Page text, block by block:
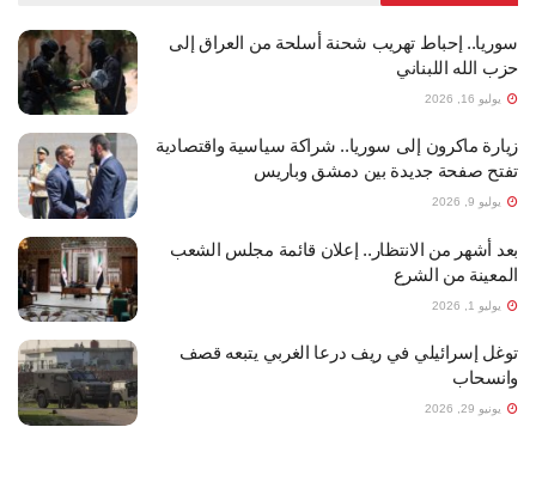
سوريا.. إحباط تهريب شحنة أسلحة من العراق إلى
حزب الله اللبناني
يوليو 16, 2026
زيارة ماكرون إلى سوريا.. شراكة سياسية واقتصادية
تفتح صفحة جديدة بين دمشق وباريس
يوليو 9, 2026
بعد أشهر من الانتظار.. إعلان قائمة مجلس الشعب
المعينة من الشرع
يوليو 1, 2026
توغل إسرائيلي في ريف درعا الغربي يتبعه قصف
وانسحاب
يونيو 29, 2026